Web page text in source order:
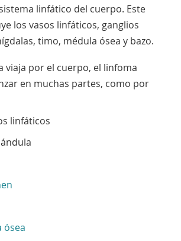
linfático del cuerpo. Este
los vasos linfáticos, ganglios
timo, médula ósea y bazo.
viaja por el cuerpo, el linfoma
en muchas partes, como por
linfáticos
ósea